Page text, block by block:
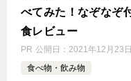
べてみた！なぞなぞ
食レビュー
PR 公開日：2021年12月23日
食べ物・飲み物